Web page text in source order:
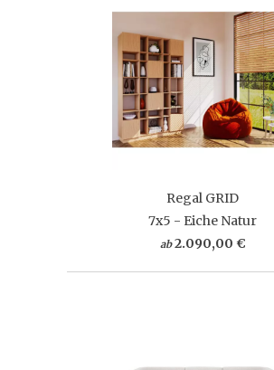
Regal GRID
7x5 - Eiche Natur
ab 2.090,00 €